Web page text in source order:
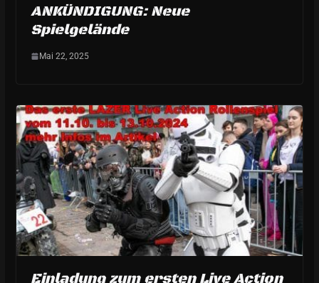
ANKÜNDIGUNG: Neue
Spielgelände
Mai 22, 2025
Einladung zum ersten Live Action